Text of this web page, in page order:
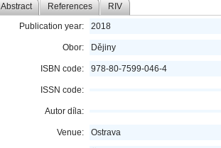
Abstract References RIV
Publication year: 2018
Obor: Dějiny
ISBN code: 978-80-7599-046-4
ISSN code:
Autor díla:
Venue: Ostrava